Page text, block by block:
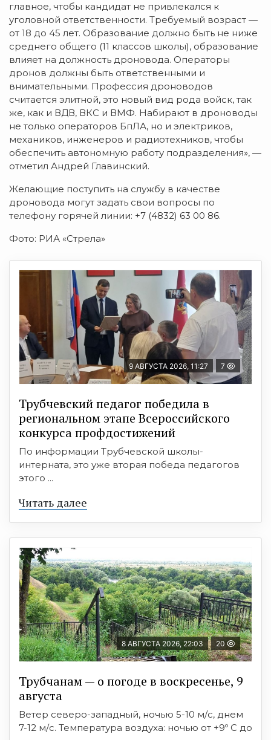
главное, чтобы кандидат не привлекался к
уголовной ответственности. Требуемый возраст —
от 18 до 45 лет. Образование должно быть не ниже
среднего общего (11 классов школы), образование
влияет на должность дроновода. Операторы
дронов должны быть ответственными и
внимательными. Профессия дроноводов
считается элитной, это новый вид рода войск, так
же, как и ВДВ, ВКС и ВМФ. Набирают в дроноводы
не только операторов БпЛА, но и электриков,
механиков, инженеров и радиотехников, чтобы
обеспечить автономную работу подразделения», —
отметил Андрей Главинский.
Желающие поступить на службу в качестве
дроновода могут задать свои вопросы по
телефону горячей линии: +7 (4832) 63 00 86.
Фото: РИА «Стрела»
9 АВГУСТА 2026, 11:27 7
Трубчевский педагог победила в
региональном этапе Всероссийского
конкурса профдостижений
По информации Трубчевской школы-
интерната, это уже вторая победа педагогов
этого ...
Читать далее
8 АВГУСТА 2026, 22:03 20
Трубчанам — о погоде в воскресенье, 9
августа
Ветер северо-западный, ночью 5-10 м/с, днем
7-12 м/с. Температура воздуха: ночью от +9º C до